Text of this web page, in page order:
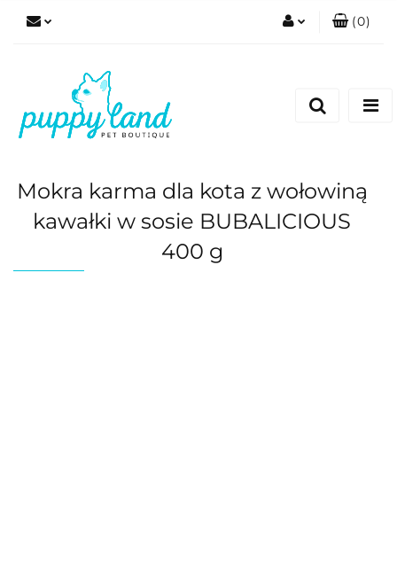
(0)
Mokra karma dla kota z wołowiną
kawałki w sosie BUBALICIOUS
400 g